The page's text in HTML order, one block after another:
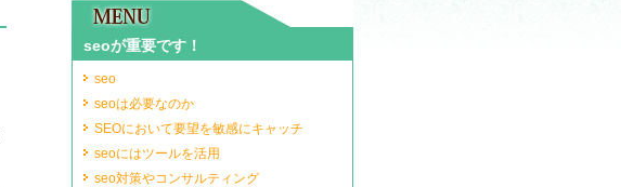
seoが重要です！
seo
seoは必要なのか
SEOにおいて要望を敏感にキャッチ
seoにはツールを活用
seo対策やコンサルティング